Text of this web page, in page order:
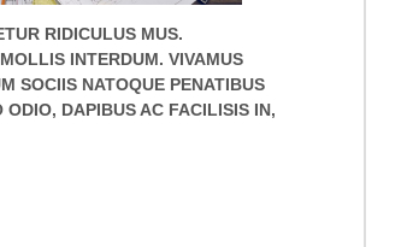
RIDICULUS MUS.
INTERDUM. VIVAMUS
SOCIIS NATOQUE PENATIBUS
DAPIBUS AC FACILISIS IN,